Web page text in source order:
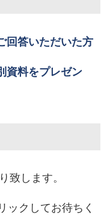
回答いただいた方
資料をプレゼン
致します。
ックしてお待ちく